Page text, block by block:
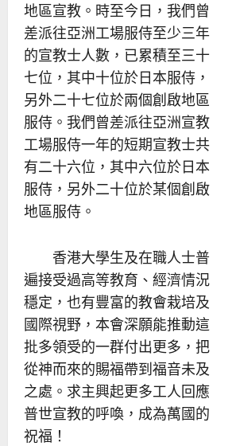
地區宣教。時至今日，我們曾
差派往亞洲工場服侍至少三年
的宣教士人數，已累積至三十
七位，其中十位於日本服侍，
另外二十七位於兩個創啟地區
服侍。我們曾差派往亞洲宣教
工場服侍一年的短期宣教士共
有二十六位，其中六位於日本
服侍，另外二十位於某個創啟
地區服侍。
香港大學生及在職人士普
遍接受過高等教育、經濟情況
穩定，也有豐富的教會栽培及
國際視野，本會深願能推動這
批多領受的一群付出更多，把
從神而來的賜福帶到福音未及
之處。求主興起更多工人回應
普世宣教的呼喚，成為萬國的
祝福！